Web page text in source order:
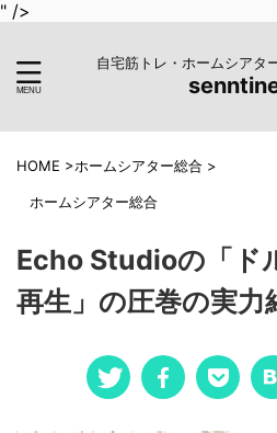
" />
自宅筋トレ・ホームシアタ
HOME >ホームシアター総合 >
ホームシアター総合
Echo Studioの「ド
再生」の圧巻の実力